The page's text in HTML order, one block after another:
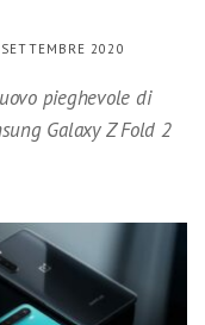
2020
pieghevole di
Galaxy Z Fold 2